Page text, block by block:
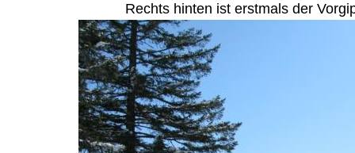
Rechts hinten ist erstmals der